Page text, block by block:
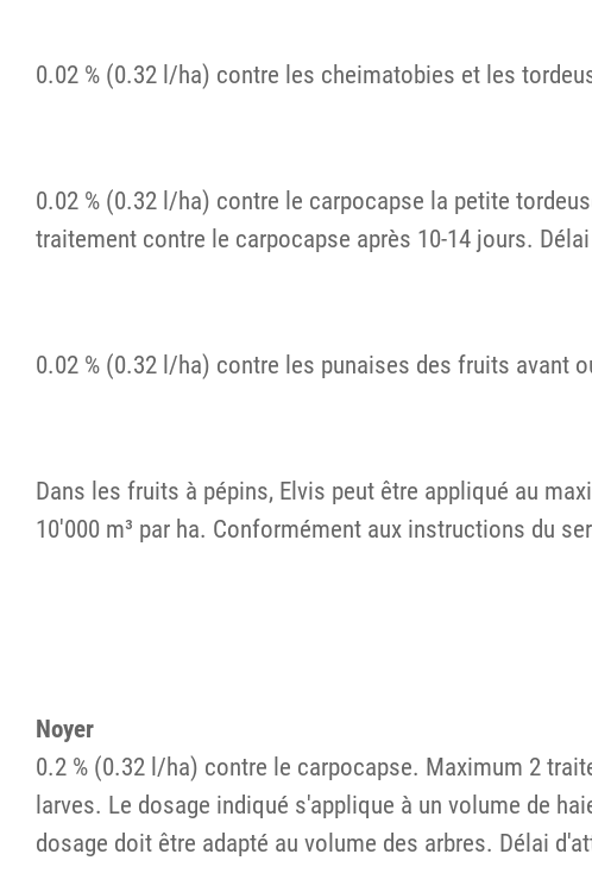
0.02 % (0.32 l/ha) contre les cheimatobies et les
0.02 % (0.32 l/ha) contre le carpocapse la petite
traitement contre le carpocapse après 10-14 jours.
0.02 % (0.32 l/ha) contre les punaises des fruits avant
Dans les fruits à pépins, Elvis peut être appliqué au
10'000 m³ par ha. Conformément aux instructions du
Noyer
0.2 % (0.32 l/ha) contre le carpocapse. Maximum 2
larves. Le dosage indiqué s'applique à un volume de
dosage doit être adapté au volume des arbres. Délai